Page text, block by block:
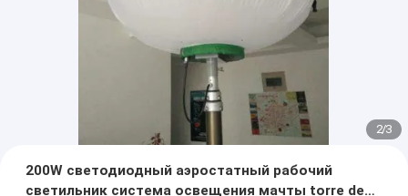
2/3
200W светодиодный аэростатный рабочий
светильник система освещения мачты torre de